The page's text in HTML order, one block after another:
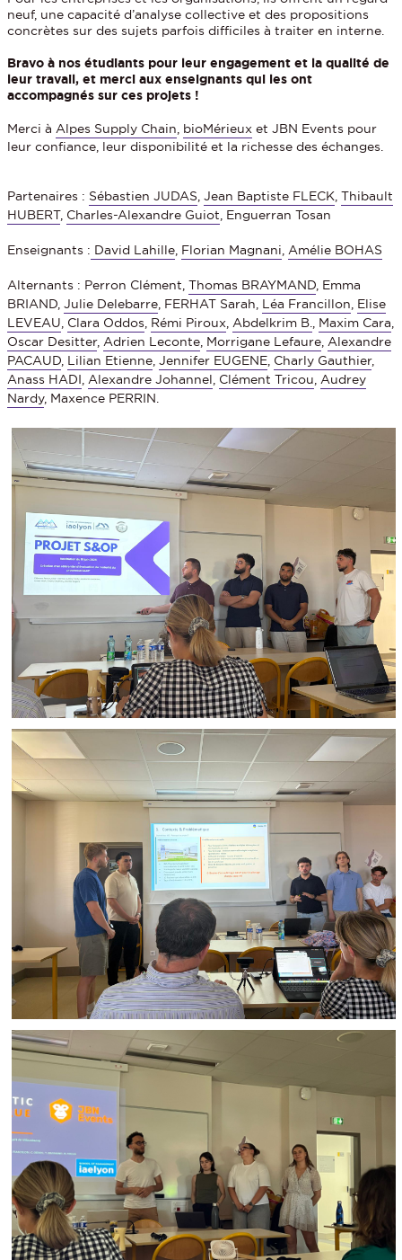
neuf, une capacité d’analyse collective et des propositions
concrètes sur des sujets parfois difficiles à traiter en interne.
Bravo à nos étudiants pour leur engagement et la qualité de
leur travail, et merci aux enseignants qui les ont
accompagnés sur ces projets !
Merci à Alpes Supply Chain bioMérieux et JBN Events pour
leur confiance, leur disponibilité et la richesse des échanges.
Partenaires : Sébastien JUDAS ,Jean Baptiste FLECK ,Thibault
HUBERT, Charles-Alexandre Guiot , Enguerran Tosan
Enseignants : David Lahille Florian Magnani Amélie BOHAS
Alternants : Perron Clément,Thomas BRAYMAND , Emma
BRIAND,Julie Delebarre , FERHAT Sarah, Léa Francillon Elise
LEVEAU Clara Oddos Rémi Piroux Abdelkrim B. Maxim Cara
Oscar Desitter, Adrien Leconte Morrigane Lefaure Alexandre
PACAUD Lilian Etienne ,Jennifer EUGENE Charly Gauthier,
Anass HADI Alexandre Johannel Clément Tricou Audrey
Nardy, Maxence PERRIN.